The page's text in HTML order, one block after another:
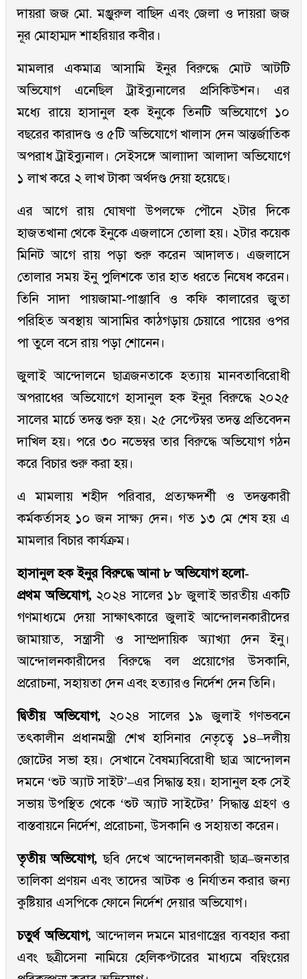
দায়রা জজ মো. মঞ্জুরুল বাছিদ এবং জেলা ও দায়রা জজ
নূর মোহাম্মদ শাহরিয়ার কবীর।
মামলার একমাত্র আসামি ইনুর বিরুদ্ধে মোট আটটি
অভিযোগ এনেছিল ট্রাইব্যুনালের প্রসিকিউশন। এর
মধ্যে রায়ে হাসানুল হক ইনুকে তিনটি অভিযোগে ১০
বছরের কারাদণ্ড ও ৫টি অভিযোগে খালাস দেন আন্তর্জাতিক
অপরাধ ট্রাইব্যুনাল। সেইসঙ্গে আলাাদা আলাদা অভিযোগে
১ লাখ করে ২ লাখ টাকা অর্থদণ্ড দেয়া হয়েছে।
এর আগে রায় ঘোষণা উপলক্ষে পৌনে ২টার দিকে
হাজতখানা থেকে ইনুকে এজলাসে তোলা হয়। ২টার কয়েক
মিনিট আগে রায় পড়া শুরু করেন আদালত। এজলাসে
তোলার সময় ইনু পুলিশকে তার হাত ধরতে নিষেধ করেন।
তিনি সাদা পায়জামা-পাঞ্জাবি ও কফি কালারের জুতা
পরিহিত অবস্থায় আসামির কাঠগড়ায় চেয়ারে পায়ের ওপর
পা তুলে বসে রায় পড়া শোনেন।
জুলাই আন্দোলনে ছাত্রজনতাকে হত্যায় মানবতাবিরোধী
অপরাধের অভিযোগে হাসানুল হক ইনুর বিরুদ্ধে ২০২৫
সালের মার্চে তদন্ত শুরু হয়। ২৫ সেপ্টেম্বর তদন্ত প্রতিবেদন
দাখিল হয়। পরে ৩০ নভেম্বর তার বিরুদ্ধে অভিযোগ গঠন
করে বিচার শুরু করা হয়।
এ মামলায় শহীদ পরিবার, প্রত্যক্ষদর্শী ও তদন্তকারী
কর্মকর্তাসহ ১০ জন সাক্ষ্য দেন। গত ১৩ মে শেষ হয় এ
মামলার বিচার কার্যক্রম।
হাসানুল হক ইনুর বিরুদ্ধে আনা ৮ অভিযোগ হলো-
প্রথম অভিযোগ, ২০২৪ সালের ১৮ জুলাই ভারতীয় একটি
গণমাধ্যমে দেয়া সাক্ষাৎকারে জুলাই আন্দোলনকারীদের
জামায়াত, সন্ত্রাসী ও সাম্প্রদায়িক অ্যাখ্যা দেন ইনু।
আন্দোলনকারীদের বিরুদ্ধে বল প্রয়োগের উসকানি,
প্ররোচনা, সহায়তা দেন এবং হত্যারও নির্দেশ দেন তিনি।
দ্বিতীয় অভিযোগ, ২০২৪ সালের ১৯ জুলাই গণভবনে
তৎকালীন প্রধানমন্ত্রী শেখ হাসিনার নেতৃত্বে ১৪–দলীয়
জোটের সভা হয়। সেখানে বৈষম্যবিরোধী ছাত্র আন্দোলন
দমনে ‘শুট অ্যাট সাইট’–এর সিদ্ধান্ত হয়। হাসানুল হক সেই
সভায় উপস্থিত থেকে ‘শুট অ্যাট সাইটের’ সিদ্ধান্ত গ্রহণ ও
বাস্তবায়নে নির্দেশ, প্ররোচনা, উসকানি ও সহায়তা করেন।
তৃতীয় অভিযোগ, ছবি দেখে আন্দোলনকারী ছাত্র–জনতার
তালিকা প্রণয়ন এবং তাদের আটক ও নির্যাতন করার জন্য
কুষ্টিয়ার এসপিকে ফোনে নির্দেশ দেয়ার অভিযোগ।
চতুর্থ অভিযোগ, আন্দোলন দমনে মারণাস্ত্রের ব্যবহার করা
এবং ছত্রীসেনা নামিয়ে হেলিকপ্টারের মাধ্যমে বম্বিংয়ের